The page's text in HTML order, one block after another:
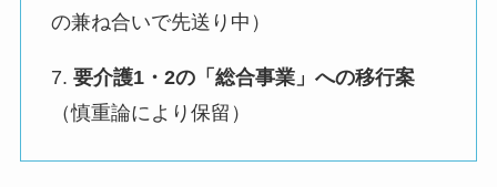
の兼ね合いで先送り中）
7. 要介護1・2の「総合事業」への移行案
（慎重論により保留）